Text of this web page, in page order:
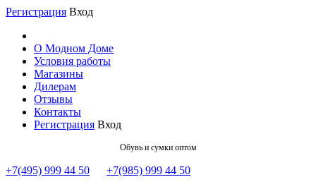
Регистрация Вход
О Модном Доме
Условия работы
Магазины
Дилерам
Отзывы
Контакты
Регистрация Вход
Обувь и сумки оптом
+7(495) 999 44 50 +7(985) 999 44 50